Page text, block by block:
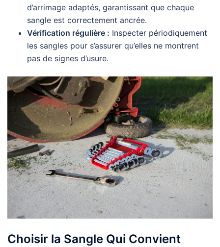
d’arrimage adaptés, garantissant que chaque
sangle est correctement ancrée.
Vérification régulière : Inspecter périodiquement
les sangles pour s’assurer qu’elles ne montrent
pas de signes d’usure.
Choisir la Sangle Qui Convient